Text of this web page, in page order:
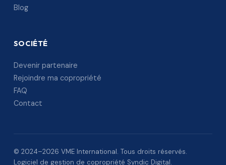
Blog
SOCIÉTÉ
Devenir partenaire
Rejoindre ma copropriété
FAQ
Contact
© 2024–2026 VME International. Tous droits réservés.
Logiciel de gestion de copropriété Syndic Digital.